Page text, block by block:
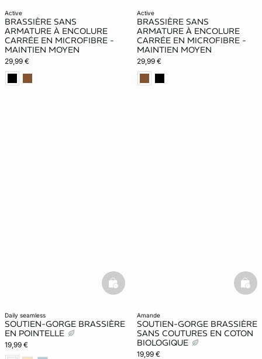
active
BRASSIÈRE SANS
ARMATURE À ENCOLURE
CARRÉE EN MICROFIBRE -
MAINTIEN MOYEN
29,99 €
active
BRASSIÈRE SANS
ARMATURE À ENCOLURE
CARRÉE EN MICROFIBRE -
MAINTIEN MOYEN
29,99 €
daily seamless
SOUTIEN-GORGE BRASSIÈRE
EN POINTELLE
19,99 €
basketfull
amande
SOUTIEN-GORGE BRASSIÈRE
SANS COUTURES EN COTON
BIOLOGIQUE
19,99 €